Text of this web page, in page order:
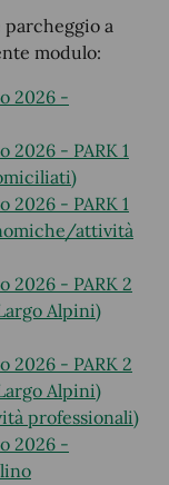
parcheggio a
modulo:
2026 -
2026 - PARK 1
2026 - PARK 1
attività
2026 - PARK 2
Alpini)
2026 - PARK 2
Alpini)
professionali)
2026 -